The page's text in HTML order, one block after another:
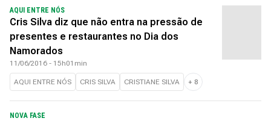
AQUI ENTRE NÓS
Cris Silva diz que não entra na pressão de
presentes e restaurantes no Dia dos
Namorados
11/06/2016 - 15h01min
AQUI ENTRE NÓS CRIS SILVA CRISTIANE SILVA + 8
NOVA FASE